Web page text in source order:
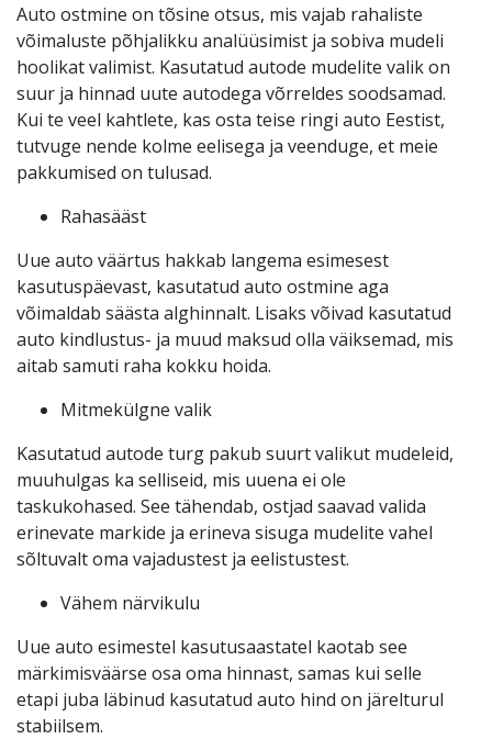
Auto ostmine on tõsine otsus, mis vajab rahaliste
võimaluste põhjalikku analüüsimist ja sobiva mudeli
hoolikat valimist. Kasutatud autode mudelite valik on
suur ja hinnad uute autodega võrreldes soodsamad.
Kui te veel kahtlete, kas osta teise ringi auto Eestist,
tutvuge nende kolme eelisega ja veenduge, et meie
pakkumised on tulusad.
Rahasääst
Uue auto väärtus hakkab langema esimesest
kasutuspäevast, kasutatud auto ostmine aga
võimaldab säästa alghinnalt. Lisaks võivad kasutatud
auto kindlustus- ja muud maksud olla väiksemad, mis
aitab samuti raha kokku hoida.
Mitmekülgne valik
Kasutatud autode turg pakub suurt valikut mudeleid,
muuhulgas ka selliseid, mis uuena ei ole
taskukohased. See tähendab, ostjad saavad valida
erinevate markide ja erineva sisuga mudelite vahel
sõltuvalt oma vajadustest ja eelistustest.
Vähem närvikulu
Uue auto esimestel kasutusaastatel kaotab see
märkimisväärse osa oma hinnast, samas kui selle
etapi juba läbinud kasutatud auto hind on järelturul
stabiilsem.